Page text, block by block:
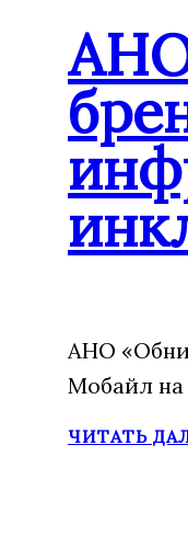
АНО
АНО
Мобайл на
ЧИТАТЬ